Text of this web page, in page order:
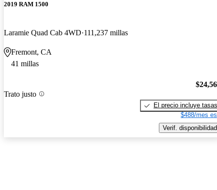
2019 RAM 1500
Laramie Quad Cab 4WD 111,237 millas
Fremont, CA
41 millas
Trato justo
El precio incluye tasas
$488/mes
Verif. disponibilidad